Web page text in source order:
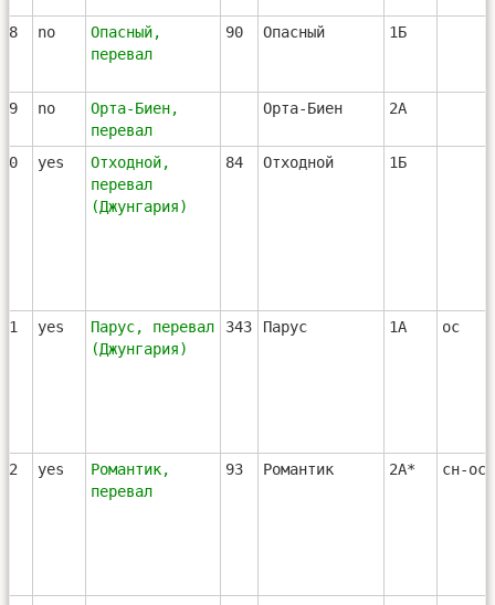
68 no
Опасный,
перевал
90 Опасный 1Б
69 no
Орта-Биен,
перевал
Орта-Биен 2А
70 yes
Отходной,
перевал
(Джунгария)
84 Отходной 1Б
71 yes
Парус, перевал
(Джунгария)
343 Парус 1А ос
72 yes
Романтик,
перевал
93 Романтик 2А* сн-ос